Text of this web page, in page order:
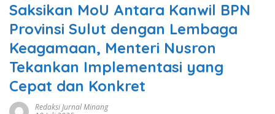
Saksikan MoU Antara Kanwil BPN
Provinsi Sulut dengan Lembaga
Keagamaan, Menteri Nusron
Tekankan Implementasi yang
Cepat dan Konkret
Redaksi Jurnal Minang